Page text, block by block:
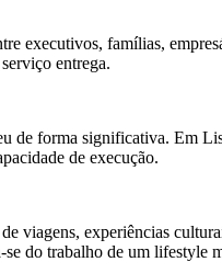
executivos, famílias,
entrega.
de forma significativa. Em
de execução.
viagens, experiências
do trabalho de um lifestyle